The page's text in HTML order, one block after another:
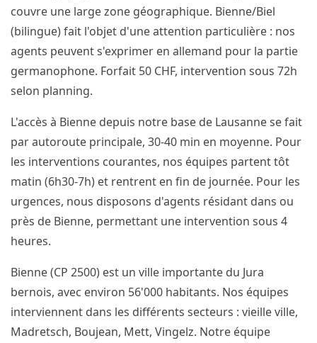
couvre une large zone géographique. Bienne/Biel
(bilingue) fait l'objet d'une attention particulière : nos
agents peuvent s'exprimer en allemand pour la partie
germanophone. Forfait 50 CHF, intervention sous 72h
selon planning.
L'accès à Bienne depuis notre base de Lausanne se fait
par autoroute principale, 30-40 min en moyenne. Pour
les interventions courantes, nos équipes partent tôt
matin (6h30-7h) et rentrent en fin de journée. Pour les
urgences, nous disposons d'agents résidant dans ou
près de Bienne, permettant une intervention sous 4
heures.
Bienne (CP 2500) est un ville importante du Jura
bernois, avec environ 56'000 habitants. Nos équipes
interviennent dans les différents secteurs : vieille ville,
Madretsch, Boujean, Mett, Vingelz. Notre équipe